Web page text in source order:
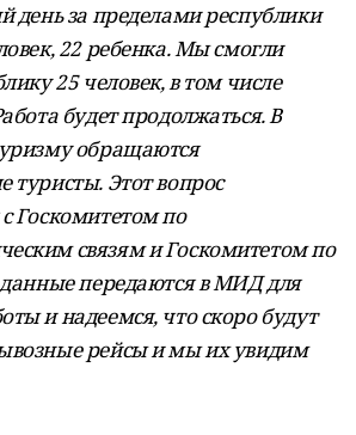
день за пределами республики
22 ребенка. Мы смогли
25 человек, в том числе
будет продолжаться. В
обращаются
туристы. Этот вопрос
Госкомитетом по
связям и Госкомитетом по
данные передаются в МИД для
и надеемся, что скоро будут
рейсы и мы их увидим